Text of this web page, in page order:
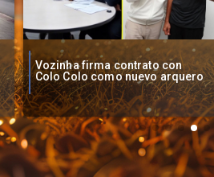
O'Higgins cae por penales ante
Boca Juniors en Copa
Sudamericana